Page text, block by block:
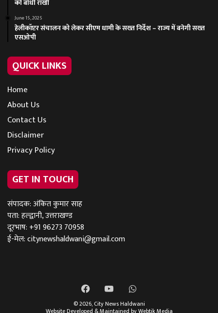
को बांधी राखी
June 15, 2025
हेलीकॉप्टर संचालन को लेकर सीएम धामी के सख्त निर्देश – राज्य में बनेगी सख्त
एसओपी
QUICK LINKS
Home
About Us
Contact Us
Disclaimer
Privacy Policy
GET IN TOUCH
संपादक: अंकित कुमार साह
पता: हल्द्वानी, उत्तराखण्ड
दूरभाष: +91 96273 70958
ई-मेल:citynewshaldwani@gmail.com
FacebookYouTubeWhatsApp
© 2026, City News Haldwani
Website Developed & Maintained by Webtik Media